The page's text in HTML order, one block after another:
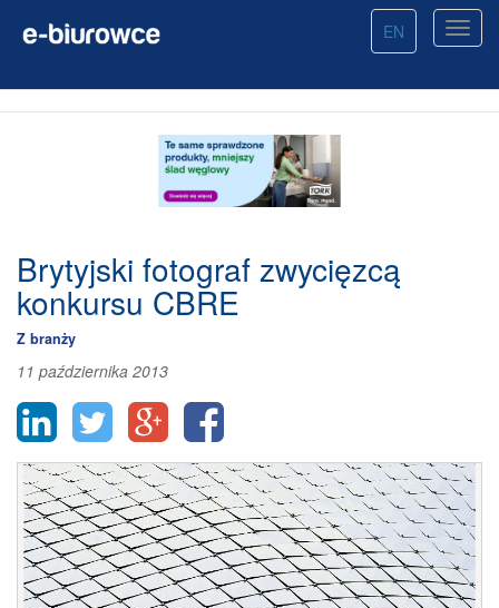
EN
Brytyjski fotograf zwycięzcą
konkursu CBRE
Z branży
11 października 2013